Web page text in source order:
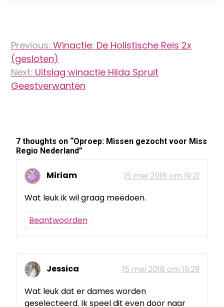
navigatie
Previous: Winactie: De Holistische Reis 2x
(gesloten)
Next: Uitslag winactie Hilda Spruit
Geestverwanten
7 thoughts on “Oproep: Missen gezocht voor Miss
Regio Nederland”
Miriam
15 mei 2018 om 19:21
Wat leuk ik wil graag meedoen.
Beantwoorden
Jessica
15 mei 2018 om 19:29
Wat leuk dat er dames worden
geselecteerd. Ik speel dit even door naar